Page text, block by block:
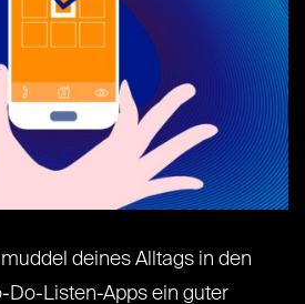
deines Alltags in den
Do-Listen-Apps ein guter